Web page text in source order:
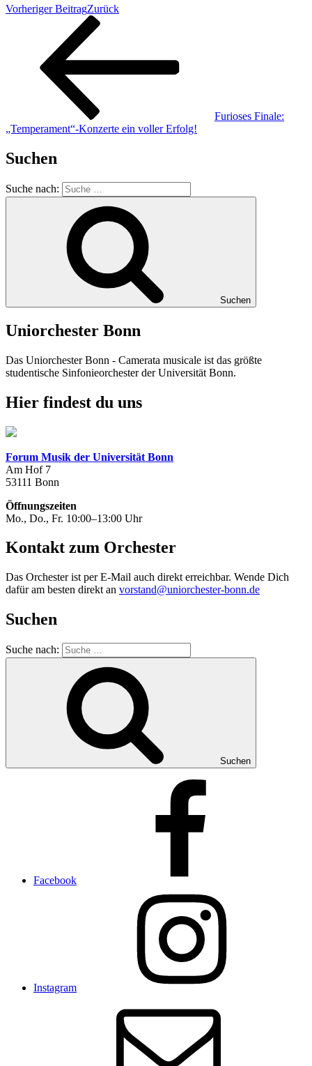
Vorheriger BeitragZurück
Furioses Finale:
„Temperament“-Konzerte ein voller Erfolg!
Suchen
Suche nach:
Suchen
Uniorchester Bonn
Das Uniorchester Bonn - Camerata musicale ist das größte
studentische Sinfonieorchester der Universität Bonn.
Hier findest du uns
Forum Musik der Universität Bonn
Am Hof 7
53111 Bonn
Öffnungszeiten
Mo., Do., Fr. 10:00–13:00 Uhr
Kontakt zum Orchester
Das Orchester ist per E-Mail auch direkt erreichbar. Wende Dich
dafür am besten direkt an vorstand@uniorchester-bonn.de
Suchen
Suche nach:
Suchen
Facebook
Instagram